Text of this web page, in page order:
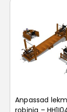
Anpassad